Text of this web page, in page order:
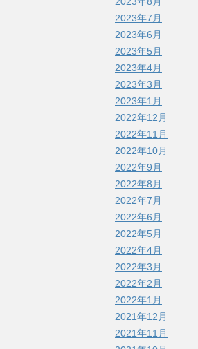
2023年7月
2023年6月
2023年5月
2023年4月
2023年3月
2023年1月
2022年12月
2022年11月
2022年10月
2022年9月
2022年8月
2022年7月
2022年6月
2022年5月
2022年4月
2022年3月
2022年2月
2022年1月
2021年12月
2021年11月